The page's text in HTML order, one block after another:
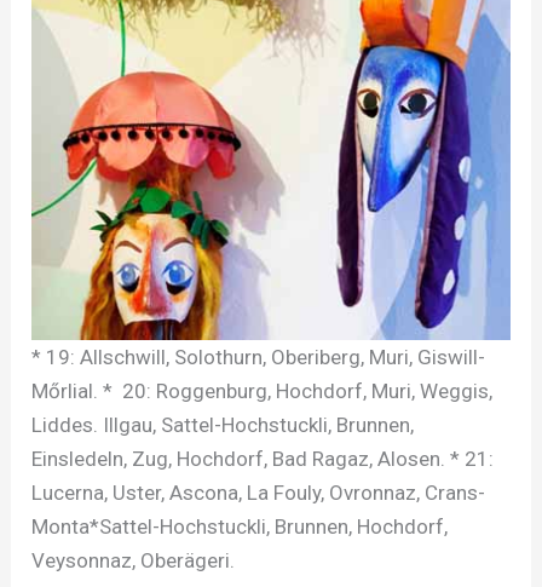
* 19: Allschwill, Solothurn, Oberiberg, Muri, Giswill-
Mőrlial. * 20: Roggenburg, Hochdorf, Muri, Weggis,
Liddes. Illgau, Sattel-Hochstuckli, Brunnen,
Einsledeln, Zug, Hochdorf, Bad Ragaz, Alosen. * 21:
Lucerna, Uster, Ascona, La Fouly, Ovronnaz, Crans-
Monta*Sattel-Hochstuckli, Brunnen, Hochdorf,
Veysonnaz, Oberägeri.